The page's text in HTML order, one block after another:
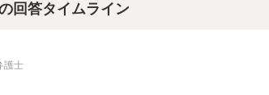
回答タイムライン
護士